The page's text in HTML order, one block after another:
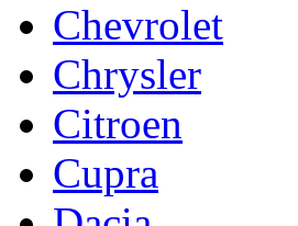
Chevrolet
Chrysler
Citroen
Cupra